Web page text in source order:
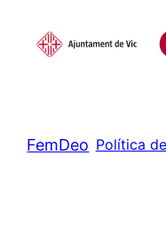
FemDeo Política